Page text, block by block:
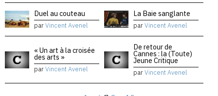
Duel au couteau
parVincent Avenel
La Baie sanglante
parVincent Avenel
« Un art à la croisée
des arts »
parVincent Avenel
De retour de
Cannes : la (Toute)
Jeune Critique
parVincent Avenel